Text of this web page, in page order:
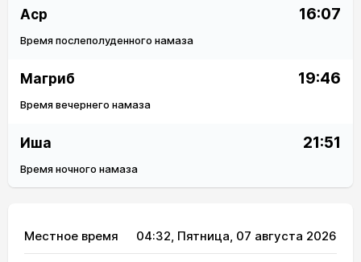
Аср 16:07
Время послеполуденного намаза
Магриб 19:46
Время вечернего намаза
Иша 21:51
Время ночного намаза
Местное время 04:32, Пятница, 07 августа 2026